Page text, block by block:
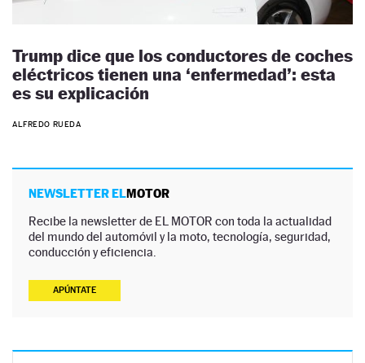
Trump dice que los conductores de coches
eléctricos tienen una ‘enfermedad’: esta
es su explicación
ALFREDO RUEDA
NEWSLETTER ELMOTOR
Recibe la newsletter de EL MOTOR con toda la actualidad
del mundo del automóvil y la moto, tecnología, seguridad,
conducción y eficiencia.
APÚNTATE